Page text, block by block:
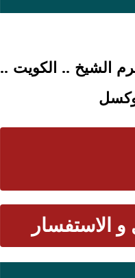
الشيخ .. الكويت ..
و الاستفسار